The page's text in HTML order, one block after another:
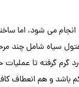
می شود، اما
سیاه شامل چند
گرفته تا عملیات
باشد و هم انعطاف